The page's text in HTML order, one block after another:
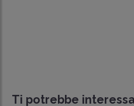
Ti potrebbe